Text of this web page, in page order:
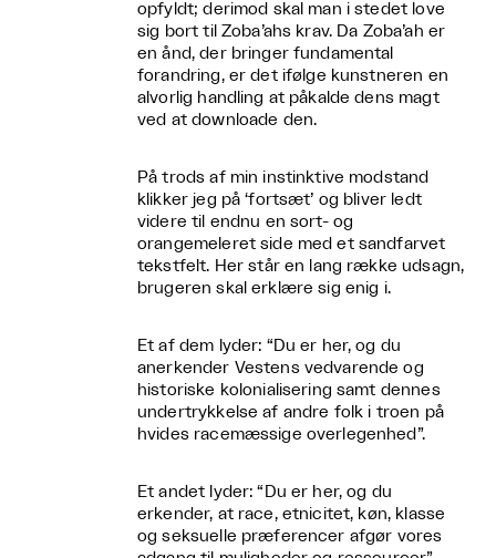
opfyldt; derimod skal man i stedet love
sig bort til Zoba’ahs krav. Da Zoba’ah er
en ånd, der bringer fundamental
forandring, er det ifølge kunstneren en
alvorlig handling at påkalde dens magt
ved at downloade den.
På trods af min instinktive modstand
klikker jeg på ‘fortsæt’ og bliver ledt
videre til endnu en sort- og
orangemeleret side med et sandfarvet
tekstfelt. Her står en lang række udsagn,
brugeren skal erklære sig enig i.
Et af dem lyder: “Du er her, og du
anerkender Vestens vedvarende og
historiske kolonialisering samt dennes
undertrykkelse af andre folk i troen på
hvides racemæssige overlegenhed”.
Et andet lyder: “Du er her, og du
erkender, at race, etnicitet, køn, klasse
og seksuelle præferencer afgør vores